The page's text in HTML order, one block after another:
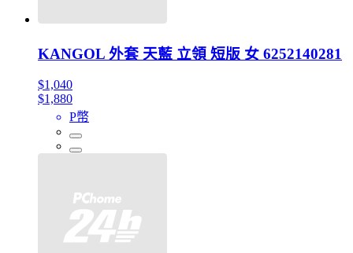
KANGOL 外套 天藍 立領 短版 女 6252140281
$1,040
$1,880
P幣